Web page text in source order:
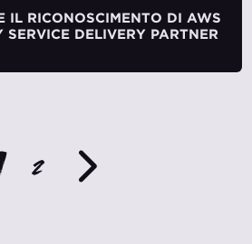
IL RICONOSCIMENTO DI AWS
SERVICE DELIVERY PARTNER
2